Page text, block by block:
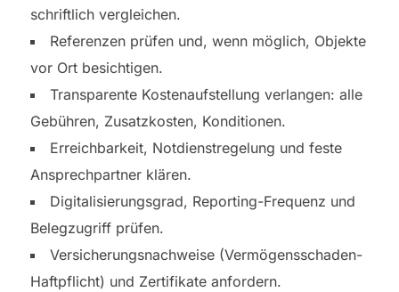
schriftlich vergleichen.
Referenzen prüfen und, wenn möglich, Objekte
vor Ort besichtigen.
Transparente Kostenaufstellung verlangen: alle
Gebühren, Zusatzkosten, Konditionen.
Erreichbarkeit, Notdienstregelung und feste
Ansprechpartner klären.
Digitalisierungsgrad, Reporting-Frequenz und
Belegzugriff prüfen.
Versicherungsnachweise (Vermögensschaden-
Haftpflicht) und Zertifikate anfordern.